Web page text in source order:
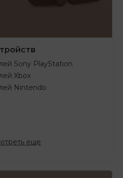
Sony PlayStation
Xbox
Nintendo
еще